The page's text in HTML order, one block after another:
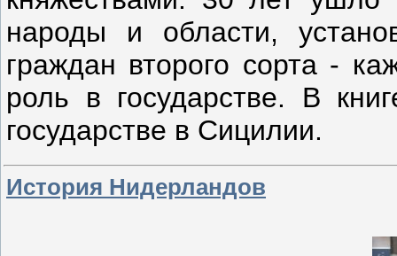
народы и области,
граждан второго сорта -
роль в государстве. В
государстве в Сицилии.
История Нидерландов